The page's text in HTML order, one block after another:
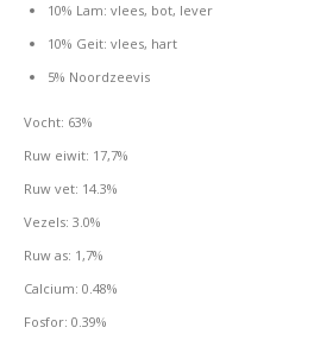
10% Lam: vlees, bot, lever
10% Geit: vlees, hart
5% Noordzeevis
Vocht: 63%
Ruw eiwit: 17,7%
Ruw vet: 14.3%
Vezels: 3.0%
Ruw as: 1,7%
Calcium: 0.48%
Fosfor: 0.39%